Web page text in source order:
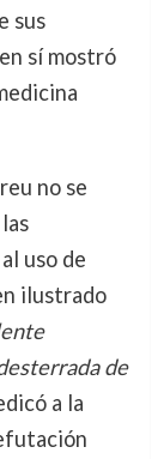
sus
sí mostró
no se
uso de
ilustrado
de
a la